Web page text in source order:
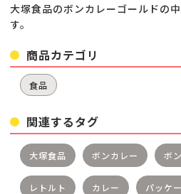
大塚食品のボンカレーゴールドの
す。
商品カテゴリ
食品
関連するタグ
大塚食品 ボンカレー ボ
レトルト カレー パッケ